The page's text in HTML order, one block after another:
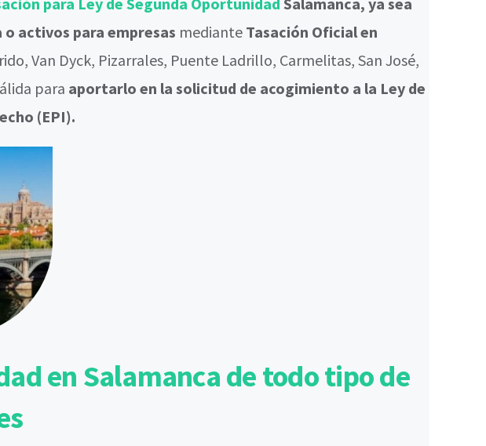
activos para empresas mediante Tasación Oficial en
Van Dyck, Pizarrales, Puente Ladrillo, Carmelitas, San José,
para aportarlo en la solicitud de acogimiento a la Ley de
(EPI).
en Salamanca de todo tipo de